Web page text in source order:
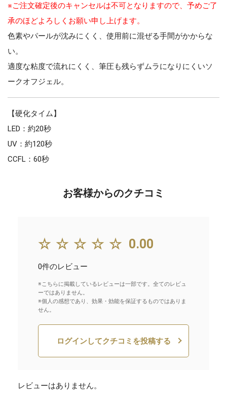
※ご注文確定後のキャンセルは不可となりますので、予めご了
承のほどよろしくお願い申し上げます。
色素やパールが沈みにくく、使用前に混ぜる手間がかからな
い。
適度な粘度で流れにくく、筆圧も残らずムラになりにくいソ
ークオフジェル。
【硬化タイム】
LED：約20秒
UV：約120秒
CCFL：60秒
お客様からのクチコミ
☆☆☆☆☆ 0.00
0件のレビュー
※こちらに掲載しているレビューは一部です。全てのレビュ
ーではありません。
※個人の感想であり、効果・効能を保証するものではありま
せん。
ログインしてクチコミを投稿する
レビューはありません。